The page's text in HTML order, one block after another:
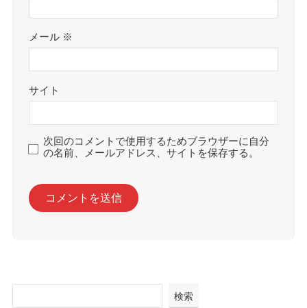
メール ※
サイト
次回のコメントで使用するためブラウザーに自分
の名前、メールアドレス、サイトを保存する。
検索